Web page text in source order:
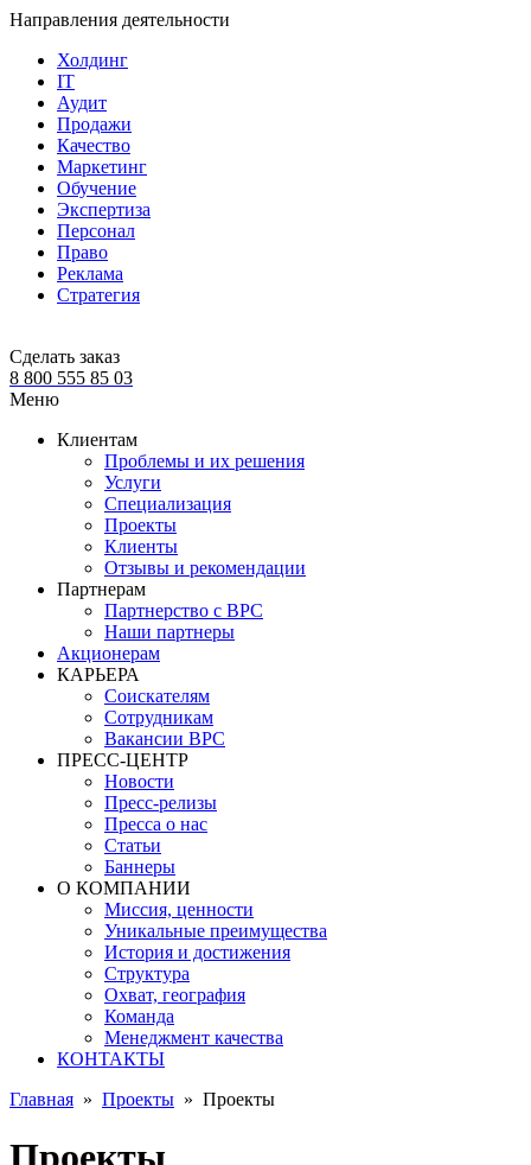
Направления деятельности
Холдинг
IT
Аудит
Продажи
Качество
Маркетинг
Обучение
Экспертиза
Персонал
Право
Реклама
Стратегия
Сделать заказ
8 800 555 85 03
Меню
Клиентам
Проблемы и их решения
Услуги
Специализация
Проекты
Клиенты
Отзывы и рекомендации
Партнерам
Партнерство с BPC
Наши партнеры
Акционерам
КАРЬЕРА
Соискателям
Сотрудникам
Вакансии BPC
ПРЕСС-ЦЕНТР
Новости
Пресс-релизы
Пресса о нас
Статьи
Баннеры
О КОМПАНИИ
Миссия, ценности
Уникальные преимущества
История и достижения
Структура
Охват, география
Команда
Менеджмент качества
КОНТАКТЫ
Главная » Проекты » Проекты